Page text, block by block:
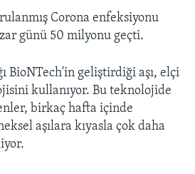
Corona enfeksiyonu
günü 50 milyonu geçti.
BioNTech'in geliştirdiği aşı, elçi
kullanıyor. Bu teknolojide
birkaç hafta içinde
aşılara kıyasla çok daha